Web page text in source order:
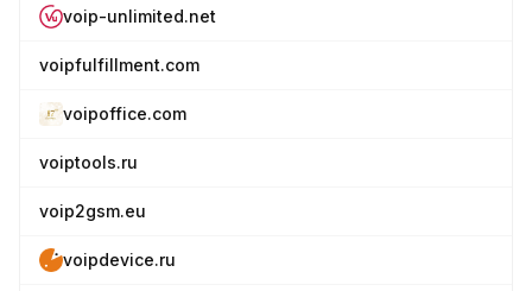
voip-unlimited.net
voipfulfillment.com
voipoffice.com
voiptools.ru
voip2gsm.eu
voipdevice.ru